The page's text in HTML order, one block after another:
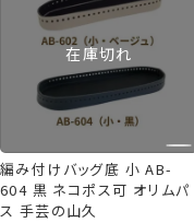
在庫切れ
編み付けバッグ底 小 AB-
604 黒 ネコポス可 オリムパ
ス 手芸の山久